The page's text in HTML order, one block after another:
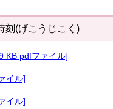
刻(げこうじこく)
KB pdfファイル]
イル]
イル]